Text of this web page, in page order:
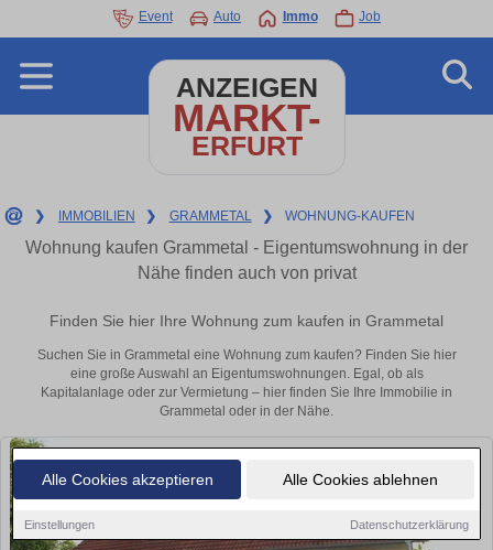
Alle Cookies akzeptieren Alle Cookies ablehnen
Einstellungen Datenschutzerklärung
Event Auto Immo Job
ANZEIGEN
MARKT-
ERFURT
❯ IMMOBILIEN ❯ GRAMMETAL ❯ WOHNUNG-KAUFEN
Wohnung kaufen Grammetal - Eigentumswohnung in der
Nähe finden auch von privat
Finden Sie hier Ihre Wohnung zum kaufen in Grammetal
Suchen Sie in Grammetal eine Wohnung zum kaufen? Finden Sie hier
eine große Auswahl an Eigentumswohnungen. Egal, ob als
Kapitalanlage oder zur Vermietung – hier finden Sie Ihre Immobilie in
Grammetal oder in der Nähe.